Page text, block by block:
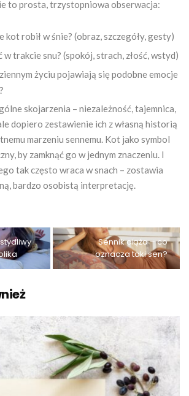
to prosta, trzystopniowa obserwacja:
kot robił w śnie? (obraz, szczegóły, gesty)
w trakcie snu? (spokój, strach, złość, wstyd)
życiu pojawiają się podobne emocje
skojarzenia – niezależność, tajemnica,
dopiero zestawienie ich z własną historią
marzeniu sennemu. Kot jako symbol
by zamknąć go w jednym znaczeniu. I
tak często wraca w snach – zostawia
bardzo osobistą interpretację.
Sennik ciąża – co
oznacza taki sen?